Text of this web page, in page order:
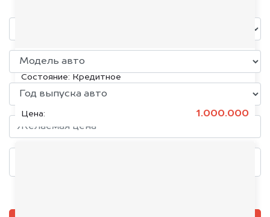
KIA K5, 2020
Состояние: Кредитное
Цена: 1.000.000